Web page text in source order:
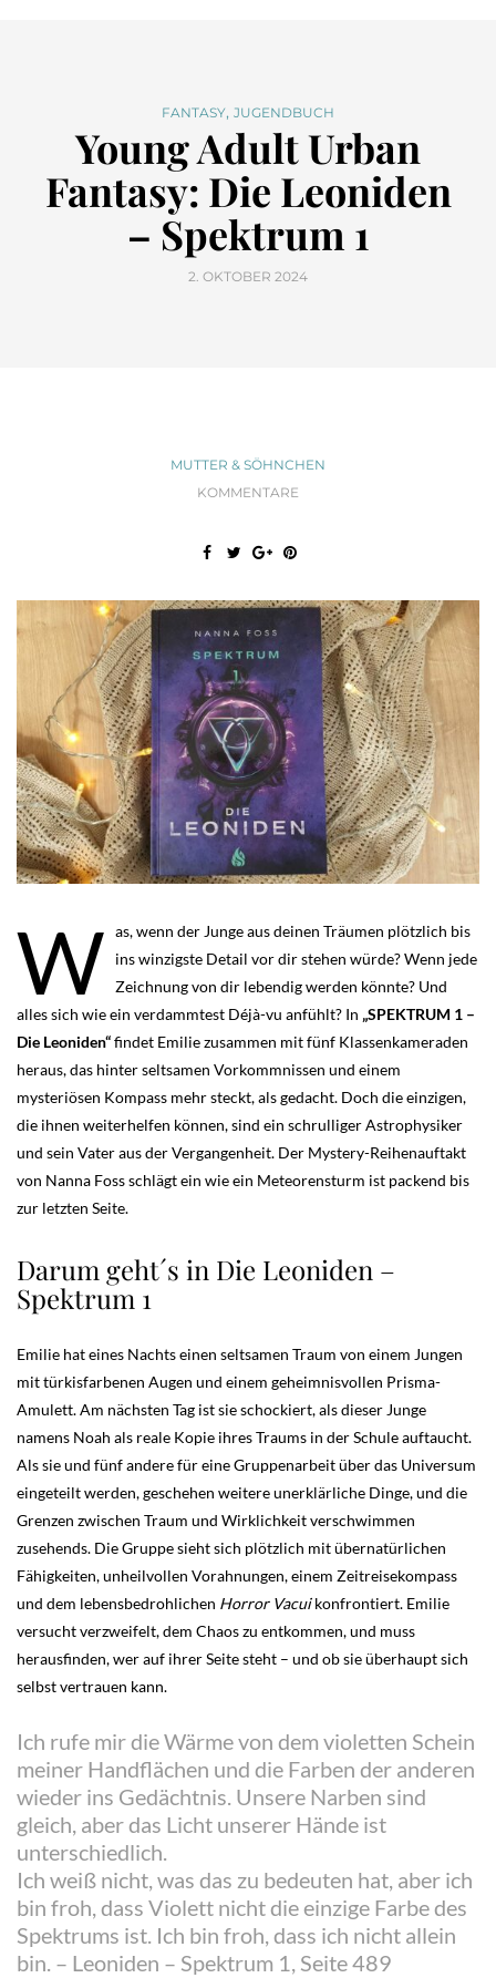
FANTASY, JUGENDBUCH
Young Adult Urban
Fantasy: Die Leoniden
– Spektrum 1
2. OKTOBER 2024
MUTTER & SÖHNCHEN
KOMMENTARE
W as, wenn der Junge aus deinen Träumen plötzlich bis
ins winzigste Detail vor dir stehen würde? Wenn jede
Zeichnung von dir lebendig werden könnte? Und
alles sich wie ein verdammtest Déjà-vu anfühlt? In „SPEKTRUM 1 –
Die Leoniden“findet Emilie zusammen mit fünf Klassenkameraden
heraus, das hinter seltsamen Vorkommnissen und einem
mysteriösen Kompass mehr steckt, als gedacht. Doch die einzigen,
die ihnen weiterhelfen können, sind ein schrulliger Astrophysiker
und sein Vater aus der Vergangenheit. Der Mystery-Reihenauftakt
von Nanna Foss schlägt ein wie ein Meteorensturm ist packend bis
zur letzten Seite.
Darum geht´s in Die Leoniden –
Spektrum 1
Emilie hat eines Nachts einen seltsamen Traum von einem Jungen
mit türkisfarbenen Augen und einem geheimnisvollen Prisma-
Amulett. Am nächsten Tag ist sie schockiert, als dieser Junge
namens Noah als reale Kopie ihres Traums in der Schule auftaucht.
Als sie und fünf andere für eine Gruppenarbeit über das Universum
eingeteilt werden, geschehen weitere unerklärliche Dinge, und die
Grenzen zwischen Traum und Wirklichkeit verschwimmen
zusehends. Die Gruppe sieht sich plötzlich mit übernatürlichen
Fähigkeiten, unheilvollen Vorahnungen, einem Zeitreisekompass
und dem lebensbedrohlichen Horror Vacuikonfrontiert. Emilie
versucht verzweifelt, dem Chaos zu entkommen, und muss
herausfinden, wer auf ihrer Seite steht – und ob sie überhaupt sich
selbst vertrauen kann.
Ich rufe mir die Wärme von dem violetten Schein
meiner Handflächen und die Farben der anderen
wieder ins Gedächtnis. Unsere Narben sind
gleich, aber das Licht unserer Hände ist
unterschiedlich.
Ich weiß nicht, was das zu bedeuten hat, aber ich
bin froh, dass Violett nicht die einzige Farbe des
Spektrums ist. Ich bin froh, dass ich nicht allein
bin. – Leoniden – Spektrum 1, Seite 489